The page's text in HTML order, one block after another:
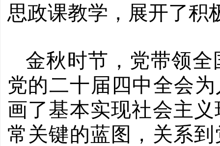
思政课教学，展开了积
金秋时节，党带领
党的二十届四中全会
画了基本实现社会主
常关键的蓝图，关系